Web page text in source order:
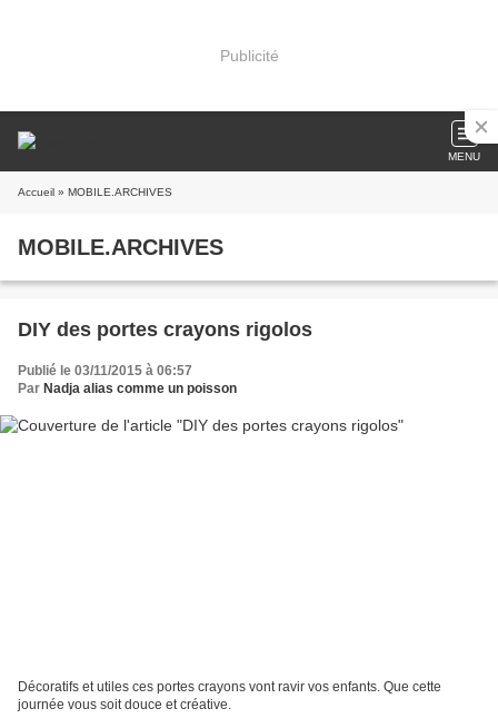
Publicité
MENU
Accueil » MOBILE.ARCHIVES
MOBILE.ARCHIVES
DIY des portes crayons rigolos
Publié le 03/11/2015 à 06:57
Par Nadja alias comme un poisson
Décoratifs et utiles ces portes crayons vont ravir vos enfants. Que cette
journée vous soit douce et créative.